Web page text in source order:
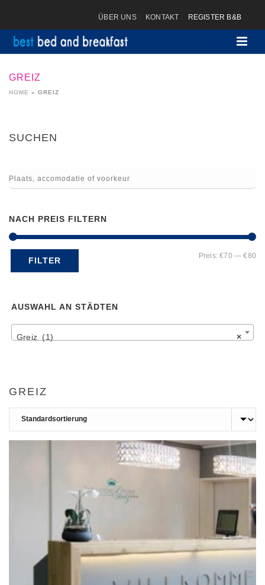
ÜBER UNS KONTAKT REGISTER B&B
GREIZ
HOME » GREIZ
GREIZ
SUCHEN
NACH PREIS FILTERN
FILTER Preis:€70 —€80
AUSWAHL AN STÄDTEN
×
Greiz (1)